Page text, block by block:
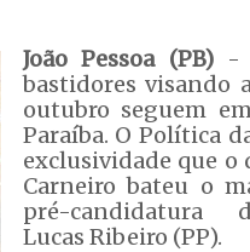
João Pessoa (PB)-
bastidores visando
outubro seguem
Paraíba. O Política
exclusividade que o
Carneiro bateu o
pré-candidatura
Lucas Ribeiro (PP).